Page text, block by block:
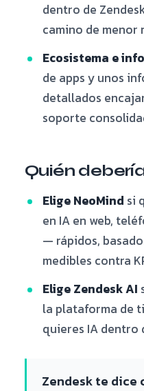
dentro de
camino de menor
Ecosistema e
de apps y unos
detallados
soporte
Quién
Elige NeoMind si
en IA en web,
— rápidos,
medibles contra
Elige Zendesk AI
la plataforma de
quieres IA dentro
Zendesk te dice